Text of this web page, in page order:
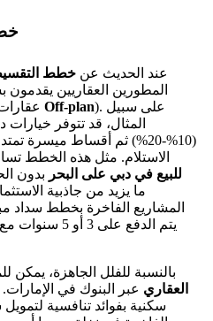
عند الحديث عن خطط
المطورين العقاريين يقدمون
Off-plan). على سبيل
المثال، قد تتوفر
(10%-20%) ثم أقساط ميسرة
الاستلام. مثل هذه الخطط
للبيع في دبي على البحر بدون
ما يزيد من جاذبية
المشاريع الفاخرة بخطط سداد
يتم الدفع على
بالنسبة للفلل الجاهزة، يمكن
العقاري عبر البنوك في
سكنية بفوائد تنافسية